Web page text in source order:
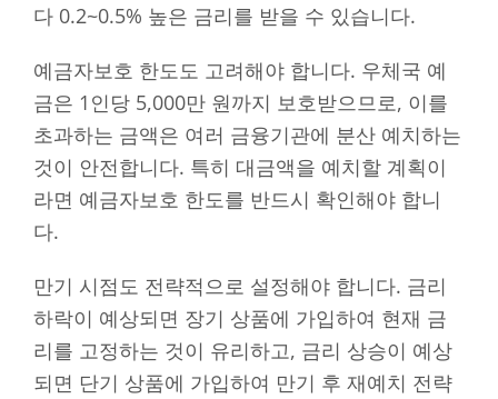
다 0.2~0.5% 높은 금리를 받을 수 있습니다.
예금자보호 한도도 고려해야 합니다. 우체국 예
금은 1인당 5,000만 원까지 보호받으므로, 이를
초과하는 금액은 여러 금융기관에 분산 예치하는
것이 안전합니다. 특히 대금액을 예치할 계획이
라면 예금자보호 한도를 반드시 확인해야 합니
다.
만기 시점도 전략적으로 설정해야 합니다. 금리
하락이 예상되면 장기 상품에 가입하여 현재 금
리를 고정하는 것이 유리하고, 금리 상승이 예상
되면 단기 상품에 가입하여 만기 후 재예치 전략